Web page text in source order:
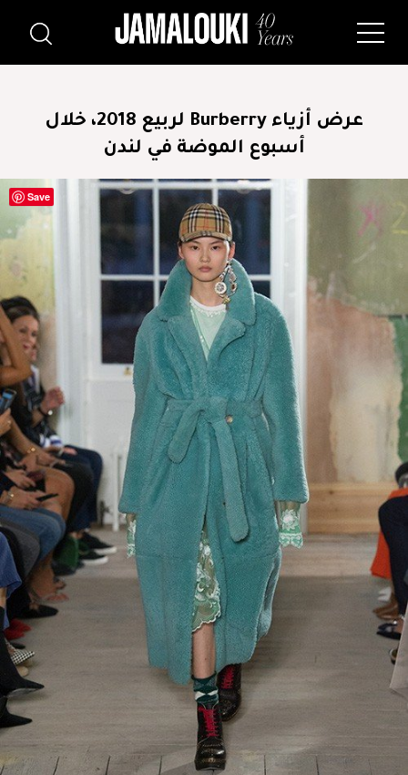
عرض أزياء Burberry لربيع 2018، خلال
أسبوع الموضة في لندن
Save